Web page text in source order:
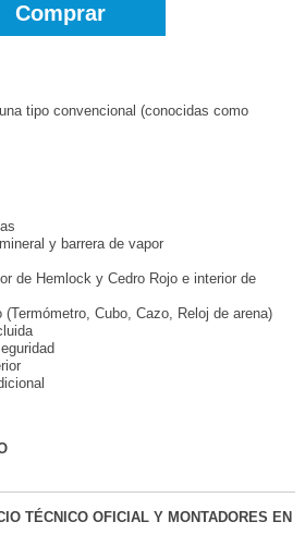
Comprar
tipo convencional (conocidas como
y barrera de vapor
de Hemlock y Cedro Rojo e interior de
(Termómetro, Cubo, Cazo, Reloj de arena)
TÉCNICO OFICIAL Y MONTADORES EN